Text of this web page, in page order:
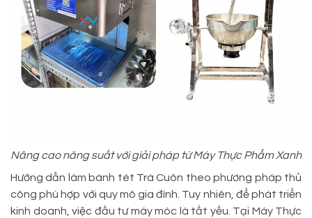
Nâng cao năng suất với giải pháp từ Máy Thực Phẩm Xanh
Hướng dẫn làm bánh tét Trà Cuôn theo phương pháp thủ
công phù hợp với quy mô gia đình. Tuy nhiên, để phát triển
kinh doanh, việc đầu tư máy móc là tất yếu. Tại Máy Thực